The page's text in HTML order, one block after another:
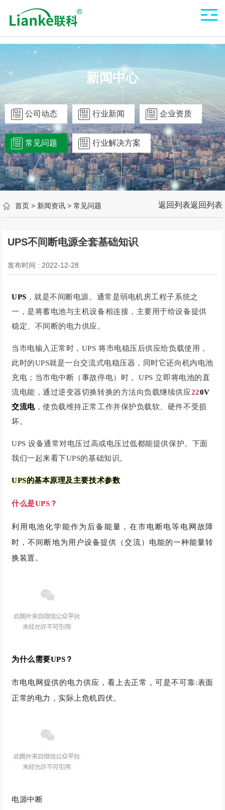
新闻中心
公司动态 行业新闻 企业资质
常见问题 行业解决方案
首页 > 新闻资讯 > 常见问题 返回列表
返回列表
UPS不间断电源全套基础知识
发布时间 : 2022-12-28
UPS ，就是不间断电源。通常是弱电机房工程子系统之
一，是将蓄电池与主机设备相连接，主要用于给设备提供
稳定、不间断的电力供应。
当市电输入正常时，UPS 将市电稳压后供应给负载使用，
此时的UPS就是一台交流式电稳压器，同时它还向机内电池
充电；当市电中断（事故停电）时， UPS 立即将电池的直
流电能，通过逆变器切换转换的方法向负载继续供应220V
交流电，使负载维持正常工作并保护负载软、硬件不受损
坏。
UPS 设备通常对电压过高或电压过低都能提供保护。下面
我们一起来看下UPS的基础知识。
UPS的基本原理及主要技术参数
什么是UPS？
利用电池化学能作为后备能量，在市电断电等电网故障
时，不间断地为用户设备提供（交流）电能的一种能量转
换装置。
为什么需要UPS？
市电电网提供的电力供应，看上去正常，可是不可靠:表面
正常的电力，实际上危机四伏。
电源中断